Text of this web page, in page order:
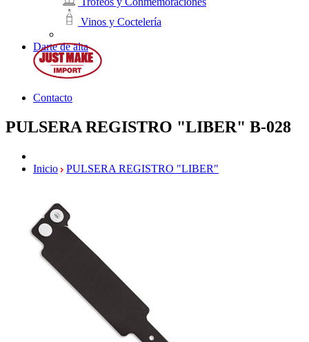
Vinos y Coctelería
Darte de alta
Contacto
PULSERA REGISTRO "LIBER" B-028
Inicio PULSERA REGISTRO "LIBER"